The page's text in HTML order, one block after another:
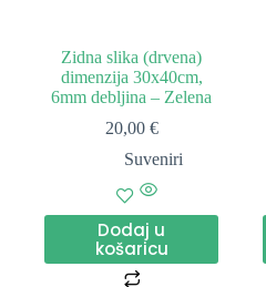
Zidna slika (drvena)
dimenzija 30x40cm,
6mm debljina – Zelena
20,00 €
Suveniri
Dodaj u
košaricu